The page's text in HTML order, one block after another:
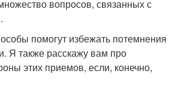
вопросов, связанных с
помогут избежать потемнения
Я также расскажу вам про
этих приемов, если, конечно,